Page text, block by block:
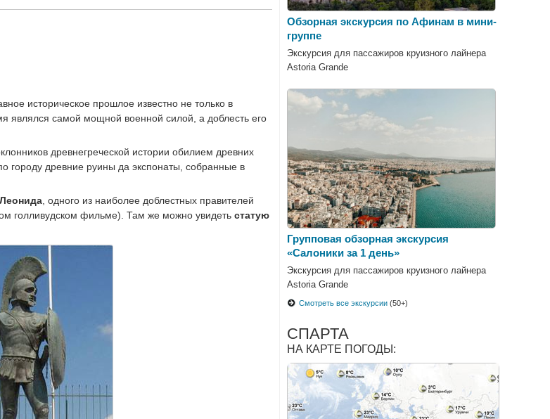
историческое прошлое известно не только в
являлся самой мощной военной силой, а доблесть его
древнегреческой истории обилием древних
городу древние руины да экспонаты, собранные в
, одного из наиболее доблестных правителей
голливудском фильме). Там же можно увидеть статую
Обзорная экскурсия по Афинам в мини-
группе
Экскурсия для пассажиров круизного лайнера
Astoria Grande
Групповая обзорная экскурсия
«Салоники за 1 день»
Экскурсия для пассажиров круизного лайнера
Astoria Grande
Смотреть все экскурсии (50+)
СПАРТА
НА КАРТЕ ПОГОДЫ: